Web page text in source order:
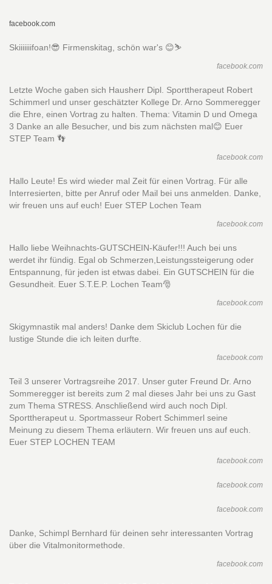
facebook.com
Skiiiiiiifoan!😎 Firmenskitag, schön war's 😊⛷
facebook.com
Letzte Woche gaben sich Hausherr Dipl. Sporttherapeut Robert
Schimmerl und unser geschätzter Kollege Dr. Arno Sommeregger
die Ehre, einen Vortrag zu halten. Thema: Vitamin D und Omega
3 Danke an alle Besucher, und bis zum nächsten mal😊 Euer
STEP Team 👣
facebook.com
Hallo Leute! Es wird wieder mal Zeit für einen Vortrag. Für alle
Interresierten, bitte per Anruf oder Mail bei uns anmelden. Danke,
wir freuen uns auf euch! Euer STEP Lochen Team
facebook.com
Hallo liebe Weihnachts-GUTSCHEIN-Käufer!!! Auch bei uns
werdet ihr fündig. Egal ob Schmerzen,Leistungssteigerung oder
Entspannung, für jeden ist etwas dabei. Ein GUTSCHEIN für die
Gesundheit. Euer S.T.E.P. Lochen Team🎅
facebook.com
Skigymnastik mal anders! Danke dem Skiclub Lochen für die
lustige Stunde die ich leiten durfte.
facebook.com
Teil 3 unserer Vortragsreihe 2017. Unser guter Freund Dr. Arno
Sommeregger ist bereits zum 2 mal dieses Jahr bei uns zu Gast
zum Thema STRESS. Anschließend wird auch noch Dipl.
Sporttherapeut u. Sportmasseur Robert Schimmerl seine
Meinung zu diesem Thema erläutern. Wir freuen uns auf euch.
Euer STEP LOCHEN TEAM
facebook.com
facebook.com
facebook.com
Danke, Schimpl Bernhard für deinen sehr interessanten Vortrag
über die Vitalmonitormethode.
facebook.com